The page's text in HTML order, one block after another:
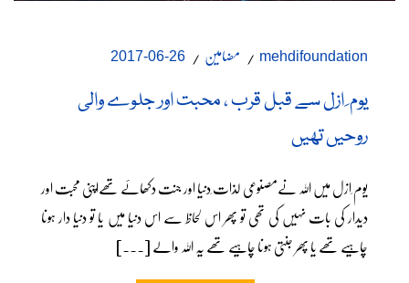
mehdifoundation مضامین 26-06-2017
یوم ِ ازل سے قبل قرب ، محبت اور جلوے والی
روحیں تھیں
یوم ِازل میں اللہ نےمصنوعی لذات ِدنیا اور جنت دکھائے تھےاپنی محبت اور
دیدار کی بات نہیں کی تھی تو پھر اس لحاظ سے اس دنیا میں یا تو دنیا دار ہونا
چاہیے تھے یا پھر جنتی ہونا چاہیے تھے یہ اللہ والے [...]